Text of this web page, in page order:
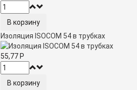
Изоляция ISOCOM 54 в трубках
55,77 Р